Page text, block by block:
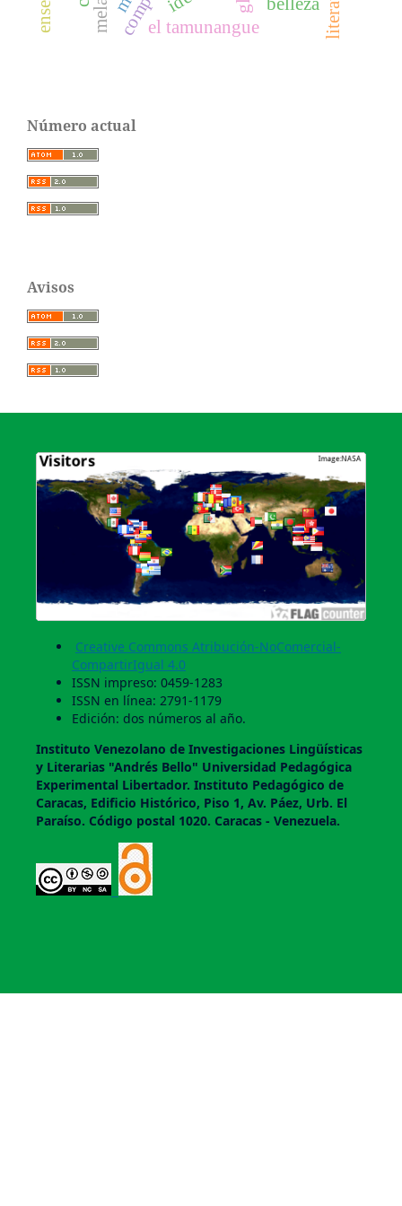
el tamunangue
Número actual
Avisos
Creative Commons Atribución-NoComercial-
CompartirIgual 4.0
ISSN impreso: 0459-1283
ISSN en línea: 2791-1179
Edición: dos números al año.
Instituto Venezolano de Investigaciones Lingüí­sticas
y Literarias "Andrés Bello" Universidad Pedagógica
Experimental Libertador. Instituto Pedagógico de
Caracas, Edificio Histórico, Piso 1, Av. Páez, Urb. El
Paraí­so. Código postal 1020. Caracas - Venezuela.